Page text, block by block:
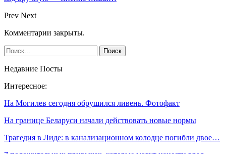
Prev Next
Комментарии закрыты.
Недавние Посты
Интересное:
На Могилев сегодня обрушился ливень. Фотофакт
На границе Беларуси начали действовать новые нормы
Трагедия в Лиде: в канализационном колодце погибли двое…